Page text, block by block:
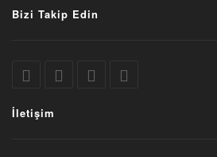
Bizi Takip Edin
İletişim